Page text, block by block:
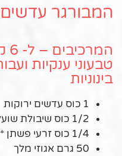
המבורגר עדשים
בינוניות
1 כוס עדשים ירוקות
1/2 כוס שיבולת שועל *
1/4 כוס זרעי פשתן *
50 גרם אגוזי מלך